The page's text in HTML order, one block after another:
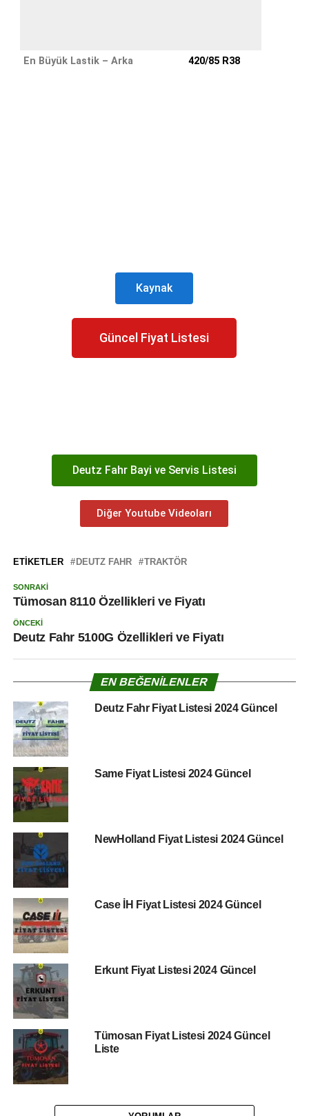
En Büyük Lastik – Arka 420/85 R38
Kaynak
Güncel Fiyat Listesi
Deutz Fahr Bayi ve Servis Listesi
Diğer Youtube Videoları
ETIKETLER DEUTZ FAHR TRAKTÖR
SONRAKI
Tümosan 8110 Özellikleri ve Fiyatı
ÖNCEKI
Deutz Fahr 5100G Özellikleri ve Fiyatı
EN BEĞENILENLER
Deutz Fahr Fiyat Listesi 2024 Güncel
Same Fiyat Listesi 2024 Güncel
NewHolland Fiyat Listesi 2024 Güncel
Case İH Fiyat Listesi 2024 Güncel
Erkunt Fiyat Listesi 2024 Güncel
Tümosan Fiyat Listesi 2024 Güncel
Liste